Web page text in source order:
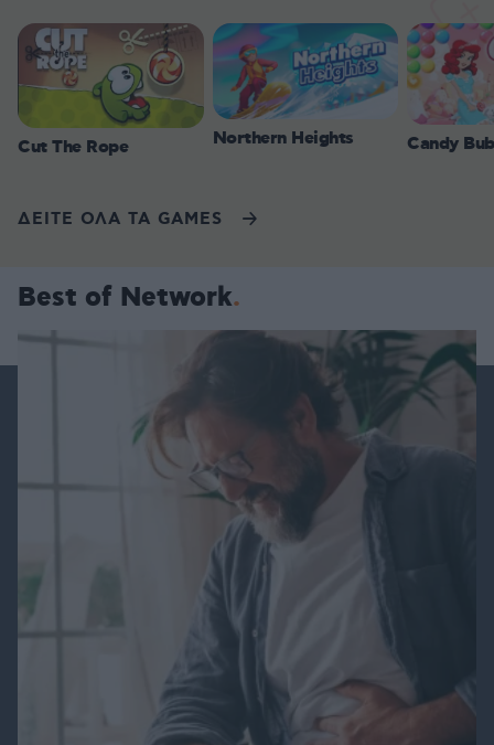
Cut The Rope Northern Heights Candy
ΔΕΙΤΕ ΟΛΑ ΤΑ GAMES
Best of Network